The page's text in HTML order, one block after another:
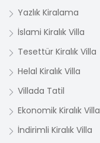
Yazlık Kiralama
İslami Kiralık Villa
Tesettür Kiralık Villa
Helal Kiralık Villa
Villada Tatil
Ekonomik Kiralık Villa
İndirimli Kiralık Villa